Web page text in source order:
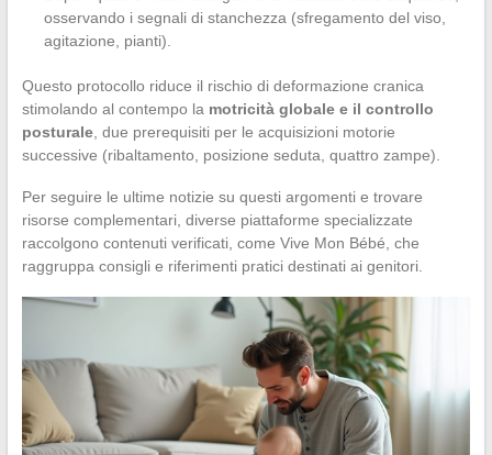
osservando i segnali di stanchezza (sfregamento del viso,
agitazione, pianti).
Questo protocollo riduce il rischio di deformazione cranica
stimolando al contempo la motricità globale e il controllo
posturale, due prerequisiti per le acquisizioni motorie
successive (ribaltamento, posizione seduta, quattro zampe).
Per seguire le ultime notizie su questi argomenti e trovare
risorse complementari, diverse piattaforme specializzate
raccolgono contenuti verificati, come Vive Mon Bébé, che
raggruppa consigli e riferimenti pratici destinati ai genitori.